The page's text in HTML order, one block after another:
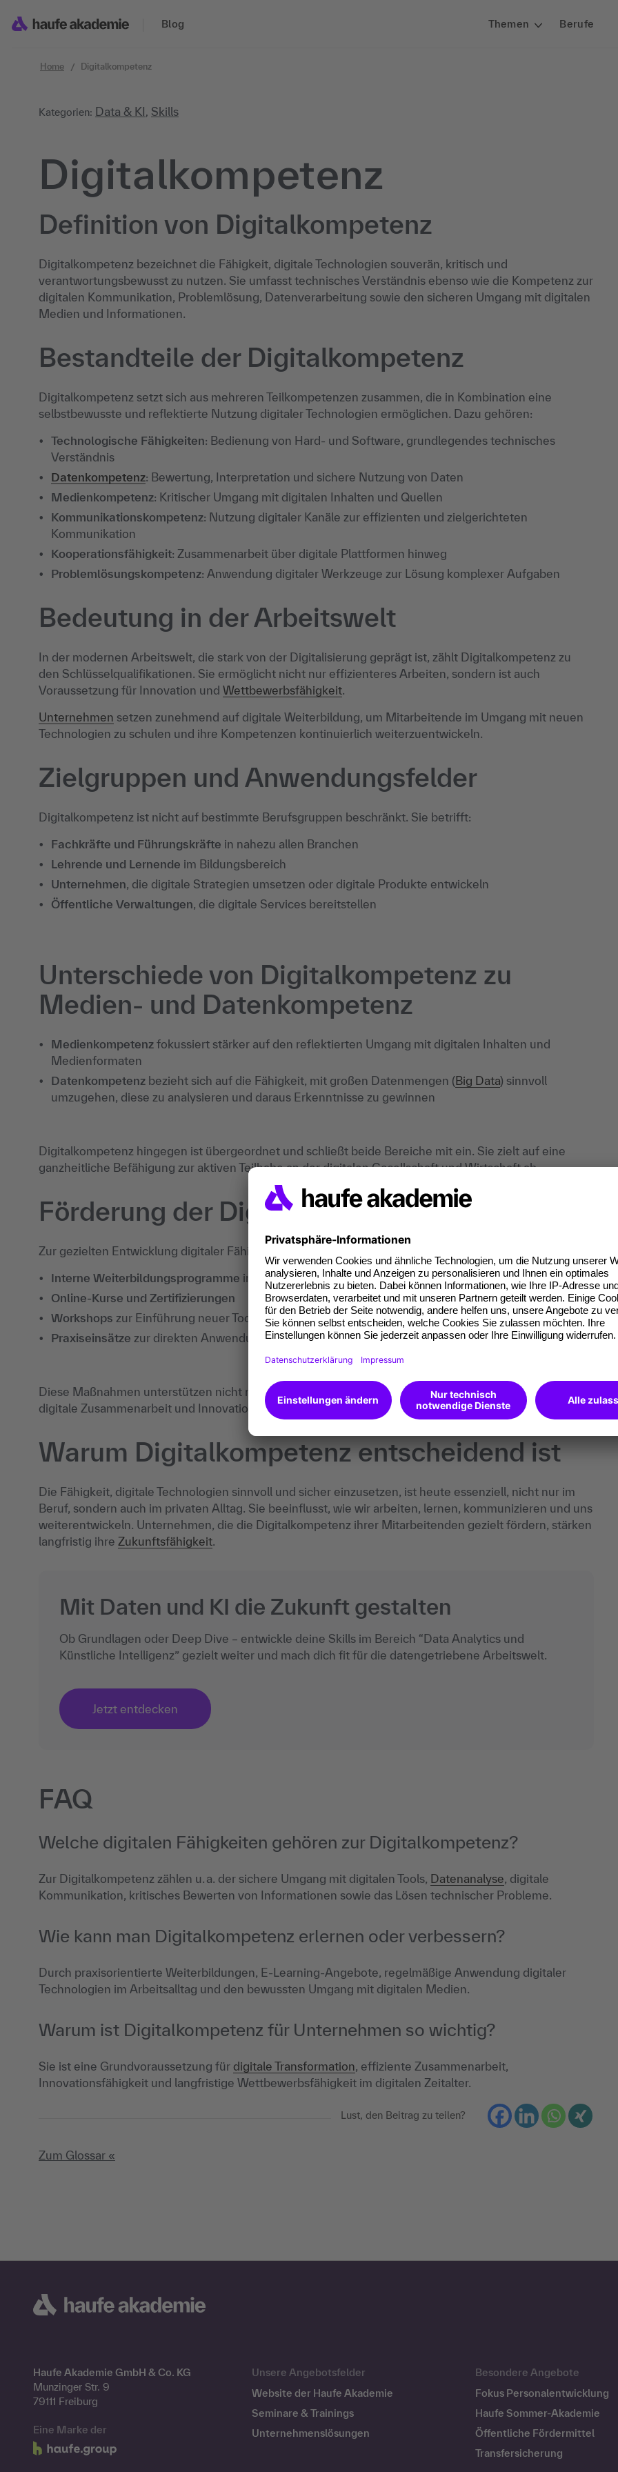
Blog
Themen Berufe
Home Digitalkompetenz
Kategorien: Data & KI, Skills
Digitalkompetenz
Definition von Digitalkompetenz
Digitalkompetenz bezeichnet die Fähigkeit, digitale Technologien souverän, kritisch und
verantwortungsbewusst zu nutzen. Sie umfasst technisches Verständnis ebenso wie die Kompetenz zur
digitalen Kommunikation, Problemlösung, Datenverarbeitung sowie den sicheren Umgang mit digitalen
Medien und Informationen.
Bestandteile der Digitalkompetenz
Digitalkompetenz setzt sich aus mehreren Teilkompetenzen zusammen, die in Kombination eine
selbstbewusste und reflektierte Nutzung digitaler Technologien ermöglichen. Dazu gehören:
Technologische Fähigkeiten: Bedienung von Hard- und Software, grundlegendes technisches
Verständnis
Datenkompetenz: Bewertung, Interpretation und sichere Nutzung von Daten
Medienkompetenz: Kritischer Umgang mit digitalen Inhalten und Quellen
Kommunikationskompetenz: Nutzung digitaler Kanäle zur effizienten und zielgerichteten
Kommunikation
Kooperationsfähigkeit: Zusammenarbeit über digitale Plattformen hinweg
Problemlösungskompetenz: Anwendung digitaler Werkzeuge zur Lösung komplexer Aufgaben
Bedeutung in der Arbeitswelt
In der modernen Arbeitswelt, die stark von der Digitalisierung geprägt ist, zählt Digitalkompetenz zu
den Schlüsselqualifikationen. Sie ermöglicht nicht nur effizienteres Arbeiten, sondern ist auch
Voraussetzung für Innovation und Wettbewerbsfähigkeit.
Unternehmen setzen zunehmend auf digitale Weiterbildung, um Mitarbeitende im Umgang mit neuen
Technologien zu schulen und ihre Kompetenzen kontinuierlich weiterzuentwickeln.
Zielgruppen und Anwendungsfelder
Digitalkompetenz ist nicht auf bestimmte Berufsgruppen beschränkt. Sie betrifft:
Fachkräfte und Führungskräfte in nahezu allen Branchen
Lehrende und Lernende im Bildungsbereich
Unternehmen, die digitale Strategien umsetzen oder digitale Produkte entwickeln
Öffentliche Verwaltungen, die digitale Services bereitstellen
Unterschiede von Digitalkompetenz zu
Medien- und Datenkompetenz
Medienkompetenz fokussiert stärker auf den reflektierten Umgang mit digitalen Inhalten und
Medienformaten
Datenkompetenz bezieht sich auf die Fähigkeit, mit großen Datenmengen (Big Data) sinnvoll
umzugehen, diese zu analysieren und daraus Erkenntnisse zu gewinnen
Digitalkompetenz hingegen ist übergeordnet und schließt beide Bereiche mit ein. Sie zielt auf eine
ganzheitliche Befähigung zur aktiven Teilhabe an der digitalen Gesellschaft und Wirtschaft ab.
Förderung der Digitalkompetenz
Zur gezielten Entwicklung digitaler Fähigkeiten bieten sich verschiedene Maßnahmen an:
Interne Weiterbildungsprogramme in Unternehmen
Online-Kurse und Zertifizierungen
Workshops zur Einführung neuer Tools oder Systeme
Praxiseinsätze zur direkten Anwendung digitaler Lösungen
Diese Maßnahmen unterstützen nicht nur die individuelle Entwicklung, sondern fördern auch die
digitale Zusammenarbeit und Innovationskraft im Unternehmen.
Warum Digitalkompetenz entscheidend ist
Die Fähigkeit, digitale Technologien sinnvoll und sicher einzusetzen, ist heute essenziell, nicht nur im
Beruf, sondern auch im privaten Alltag. Sie beeinflusst, wie wir arbeiten, lernen, kommunizieren und uns
weiterentwickeln. Unternehmen, die die Digitalkompetenz ihrer Mitarbeitenden gezielt fördern, stärken
langfristig ihre Zukunftsfähigkeit.
Mit Daten und KI die Zukunft gestalten
Ob Grundlagen oder Deep Dive – entwickle deine Skills im Bereich “Data Analytics und
Künstliche Intelligenz” gezielt weiter und mach dich fit für die datengetriebene Arbeitswelt.
Jetzt entdecken
FAQ
Welche digitalen Fähigkeiten gehören zur Digitalkompetenz?
Zur Digitalkompetenz zählen u. a. der sichere Umgang mit digitalen Tools, Datenanalyse, digitale
Kommunikation, kritisches Bewerten von Informationen sowie das Lösen technischer Probleme.
Wie kann man Digitalkompetenz erlernen oder verbessern?
Durch praxisorientierte Weiterbildungen, E-Learning-Angebote, regelmäßige Anwendung digitaler
Technologien im Arbeitsalltag und den bewussten Umgang mit digitalen Medien.
Warum ist Digitalkompetenz für Unternehmen so wichtig?
Sie ist eine Grundvoraussetzung für digitale Transformation, effiziente Zusammenarbeit,
Innovationsfähigkeit und langfristige Wettbewerbsfähigkeit im digitalen Zeitalter.
Lust, den Beitrag zu teilen?
Zum Glossar «
Haufe Akademie GmbH & Co. KG
Munzinger Str. 9
79111 Freiburg
Eine Marke der
Unsere Angebotsfelder
Website der Haufe Akademie
Seminare & Trainings
Unternehmenslösungen
Besondere Angebote
Fokus Personalentwicklung
Haufe Sommer-Akademie
Öffentliche Fördermittel
Transfersicherung